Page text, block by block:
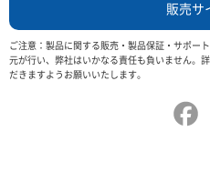
販売サ
ご注意：製品に関する販売・製品保証・サポー
元が行い、弊社はいかなる責任も負いません。
だきますようお願いいたします。